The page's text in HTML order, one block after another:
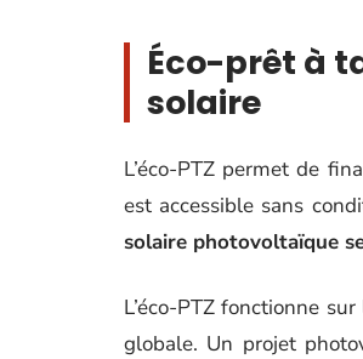
Éco-prêt à
solaire
L’éco-PTZ permet de
est accessible sans
solaire photovoltaïque
L’éco-PTZ fonctionne
globale. Un projet